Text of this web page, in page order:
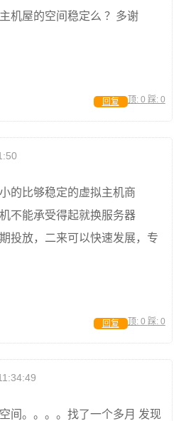
机屋的空间稳定么 ？多谢
顶: 0 踩: 0
回复
的比够稳定的虚拟主机商
不能承受得起就换服务器
投放，二来可以快速发展，专
顶: 0 踩: 0
回复
间。。。。找了一个多月 发现